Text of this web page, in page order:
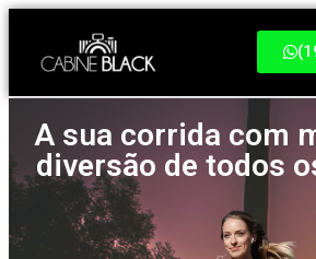
A sua corrida com
diversão de todos